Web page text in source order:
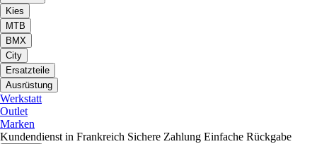
Kies
MTB
BMX
City
Ersatzteile
Ausrüstung
Werkstatt
Outlet
Marken
Kundendienst in Frankreich Sichere Zahlung Einfache Rückgabe